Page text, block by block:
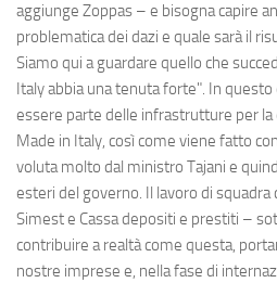
aggiunge Zoppas – e bisogna capire
problematica dei dazi e quale sarà il
Siamo qui a guardare quello che
Italy abbia una tenuta forte". In
essere parte delle infrastrutture per la
Made in Italy, così come viene fatto
voluta molto dal ministro Tajani e
esteri del governo. Il lavoro di squadra
Simest e Cassa depositi e prestiti –
contribuire a realtà come questa,
nostre imprese e, nella fase di